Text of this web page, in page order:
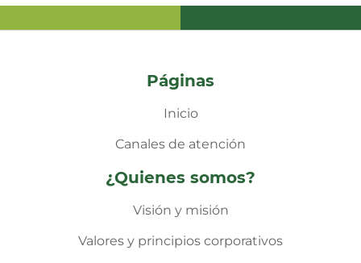
Páginas
Inicio
Canales de atención
¿Quienes somos?
Visión y misión
Valores y principios corporativos